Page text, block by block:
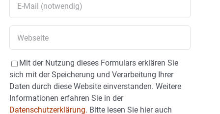
Mit der Nutzung dieses Formulars erklären Sie
sich mit der Speicherung und Verarbeitung Ihrer
Daten durch diese Website einverstanden. Weitere
Informationen erfahren Sie in der
Datenschutzerklärung. Bitte lesen Sie hier auch